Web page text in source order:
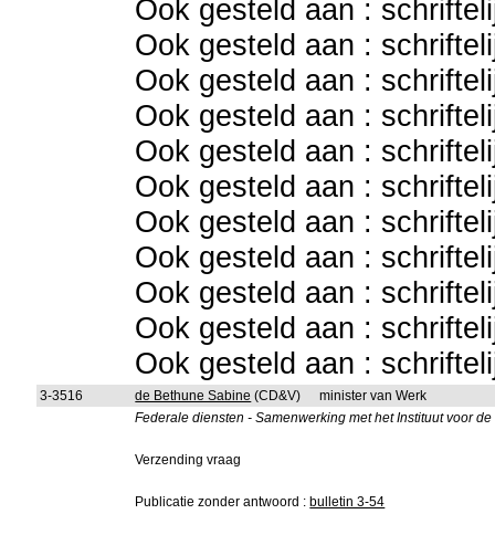
Ook gesteld aan :
Ook gesteld aan :
Ook gesteld aan :
Ook gesteld aan :
Ook gesteld aan :
Ook gesteld aan :
Ook gesteld aan :
Ook gesteld aan :
Ook gesteld aan :
Ook gesteld aan :
Ook gesteld aan :
3-3516 de Bethune Sabine (CD&V)
minister van Werk
Federale diensten - Samenwerking met het Instituut voor
Verzending vraag
Publicatie zonder antwoord : bulletin 3-54